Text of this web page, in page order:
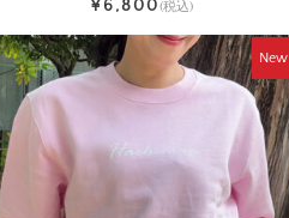
¥6,800(税込)
New